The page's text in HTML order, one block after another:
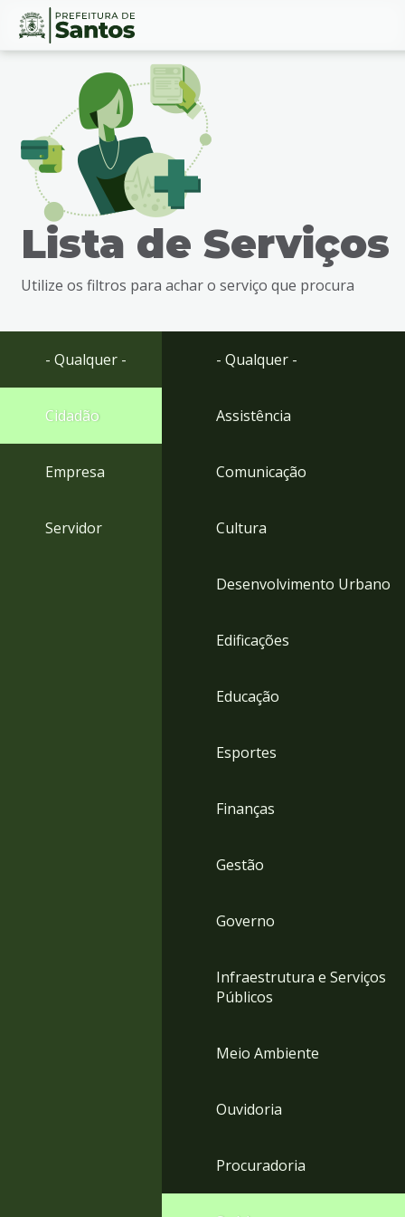
Ir
busca
Ir
rodapé
Conteúdo
Lista de Serviços
Utilize os filtros para achar o serviço que procura
- Qualquer -
Cidadão
Empresa
Servidor
- Qualquer -
Assistência
Comunicação
Cultura
Desenvolvimento Urbano
Edificações
Educação
Esportes
Finanças
Gestão
Governo
Infraestrutura e Serviços
Públicos
Meio Ambiente
Ouvidoria
Procuradoria